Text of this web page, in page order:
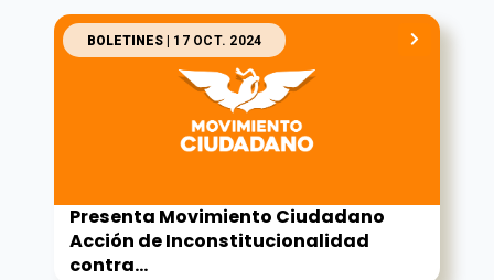
BOLETINES| 17 OCT. 2024
Presenta Movimiento Ciudadano
Acción de Inconstitucionalidad
contra...